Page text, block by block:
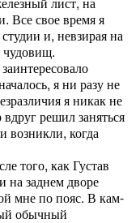
Все свое время я
и, невзирая на
чудовищ.
я ни разу не
я никак не
решил заняться
возникли, когда
того, как Густав
заднем дворе
мне по пояс. В кам-
обычный